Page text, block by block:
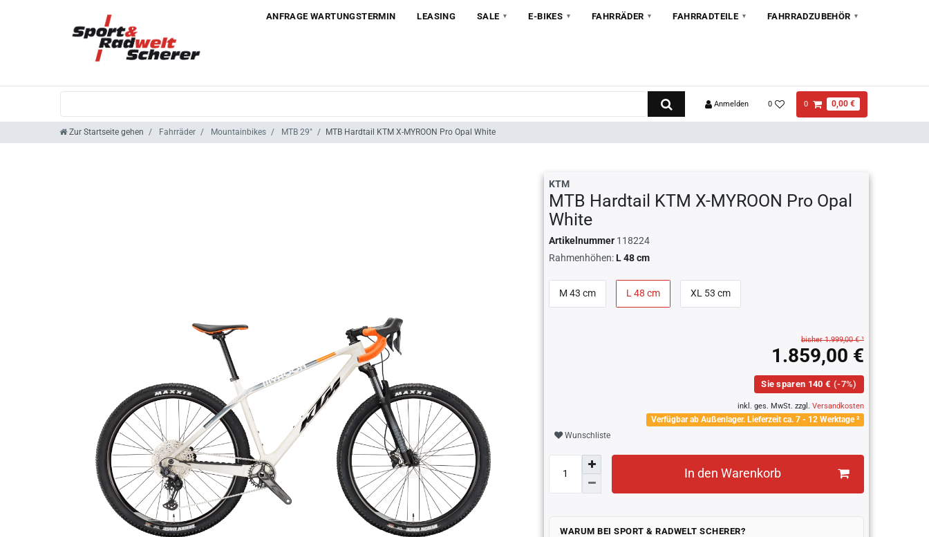
ANFRAGE WARTUNGSTERMIN LEASING SALE E-BIKES FAHRRÄDER FAHRRADTEILE FAHRRADZUBEHÖR
Anmelden 0 0 0,00 €
Zur Startseite gehen Fahrräder Mountainbikes MTB 29" MTB Hardtail KTM X-MYROON Pro Opal White
KTM
MTB Hardtail KTM X-MYROON Pro Opal
White
Artikelnummer 118224
Rahmenhöhen:L 48 cm
M 43 cm L 48 cm XL 53 cm
bisher 1.999,00 € ¹
1.859,00 €
Sie sparen 140 € (-7%)
inkl. ges. MwSt. zzgl. Versandkosten
Verfügbar ab Außenlager. Lieferzeit ca. 7 - 12 Werktage ²
Wunschliste
In den Warenkorb
WARUM BEI SPORT & RADWELT SCHERER?